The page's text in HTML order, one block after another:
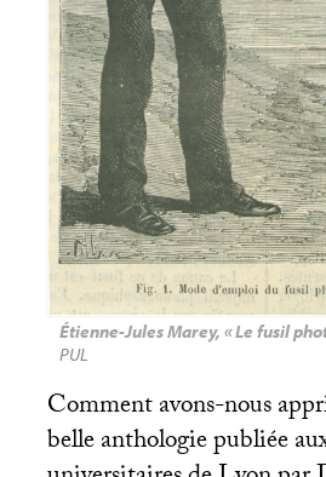
Étienne-Jules Marey, «Le fusil
PUL
Comment avons-nous
belle anthologie publiée